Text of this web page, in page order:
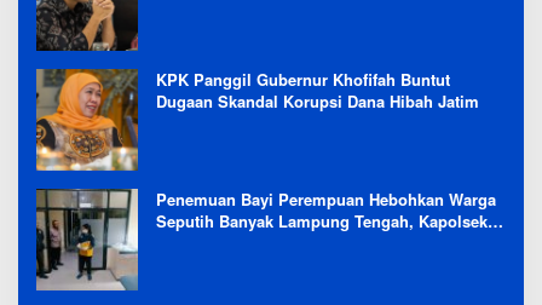
KPK Panggil Gubernur Khofifah Buntut
Dugaan Skandal Korupsi Dana Hibah Jatim
Penemuan Bayi Perempuan Hebohkan Warga
Seputih Banyak Lampung Tengah, Kapolsek: